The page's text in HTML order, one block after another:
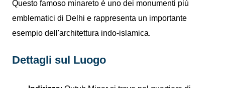
Questo famoso minareto è uno dei monumenti più
emblematici di Delhi e rappresenta un importante
esempio dell'architettura indo-islamica.
Dettagli sul Luogo